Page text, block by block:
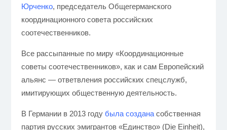
Юрченко, председатель Общегерманского
координационного совета российских
соотечественников.
Все рассыпанные по миру «Координационные
советы соотечественников», как и сам Европейский
альянс — ответвления российских спецслужб,
имитирующих общественную деятельность.
В Германии в 2013 году была создана собственная
партия русских эмигрантов «Единство» (Die Einheit),